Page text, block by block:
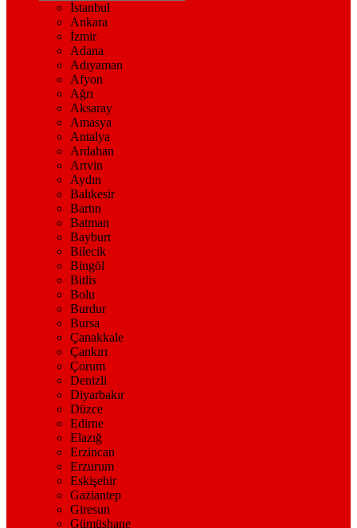
İstanbul
Ankara
İzmir
Adana
Adıyaman
Afyon
Ağrı
Aksaray
Amasya
Antalya
Ardahan
Artvin
Aydın
Balıkesir
Bartın
Batman
Bayburt
Bilecik
Bingöl
Bitlis
Bolu
Burdur
Bursa
Çanakkale
Çankırı
Çorum
Denizli
Diyarbakır
Düzce
Edirne
Elazığ
Erzincan
Erzurum
Eskişehir
Gaziantep
Giresun
Gümüşhane